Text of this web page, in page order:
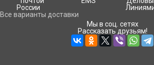
Все варианты доставки
Мы в соц. сетях
Рассказать друзьям!